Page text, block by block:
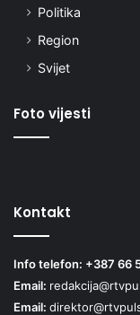
Politika
Region
Svijet
Foto vijesti
Kontakt
Info telefon: +387 66
Email:
Email: